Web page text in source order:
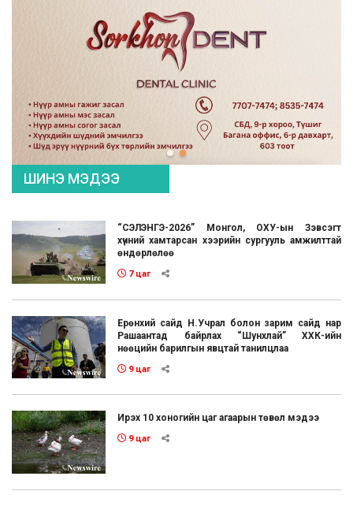
ШИНЭ МЭДЭЭ
“СЭЛЭНГЭ-2026” Монгол, ОХУ-ын Зэвсэгт
хүчний хамтарсан хээрийн сургууль амжилттай
өндөрлөлөө
7 цаг
Ерөнхий сайд Н.Учрал болон зарим сайд нар
Рашаантад байрлах “Шунхлай” ХХК-ийн
нөөцийн барилгын явцтай танилцлаа
9 цаг
Ирэх 10 хоногийн цаг агаарын төвөл мэдээ
9 цаг